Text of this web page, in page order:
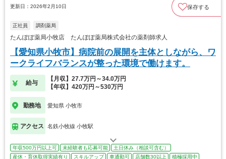
更新日：2026年2月10日 保存する
正社員 調剤薬局
たんぽぽ薬局小牧店 たんぽぽ薬局株式会社の薬剤師求人
【愛知県小牧市】病院前の展開を主体としながら、ワ
ークライフバランスが整った環境で働けます。
給与
【月収】27.7万円～34.0万円
【年収】420万円～530万円
勤務地 愛知県 小牧市
アクセス 名鉄小牧線 小牧駅
年収500万円以上可 未経験者も応募可能
土日休み（相談可含む）
産休・育休取得実績有り
スキルアップ 車通勤可 店舗数30以上
積極採用中